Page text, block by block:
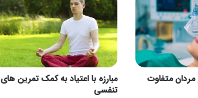
مردان متفاوت
مبارزه با اعتیاد به کمک تمرین های
تنفسی